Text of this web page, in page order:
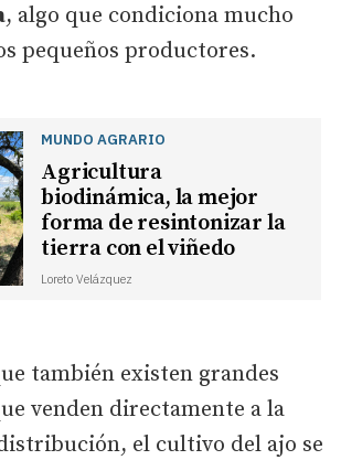
, algo que condiciona mucho
pequeños productores.
MUNDO AGRARIO
Agricultura
biodinámica, la mejor
forma de resintonizar la
tierra con el viñedo
Loreto Velázquez
también existen grandes
venden directamente a la
el cultivo del ajo se